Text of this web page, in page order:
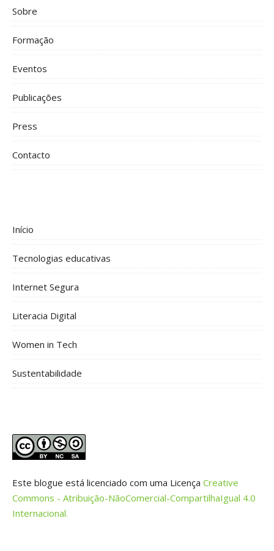
Sobre
Formação
Eventos
Publicações
Press
Contacto
Início
Tecnologias educativas
Internet Segura
Literacia Digital
Women in Tech
Sustentabilidade
Este blogue está licenciado com uma Licença Creative
Commons - Atribuição-NãoComercial-CompartilhaIgual 4.0
Internacional.